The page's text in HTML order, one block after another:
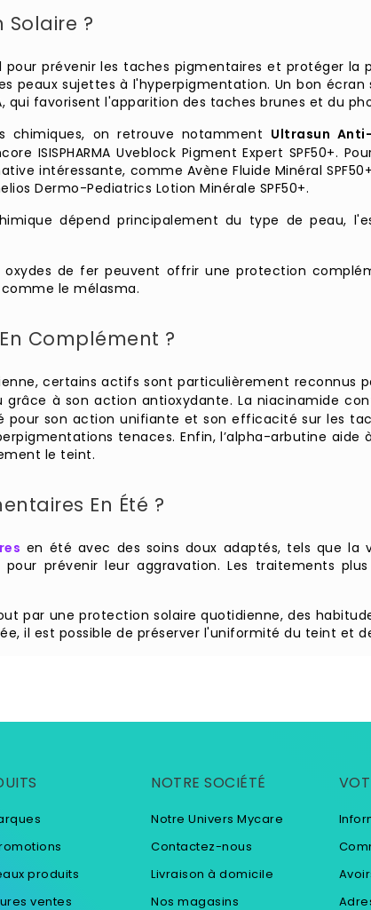
Solaire ?
prévenir les taches pigmentaires et protéger
peaux sujettes à l'hyperpigmentation. Un bon
qui favorisent l'apparition des taches brunes et du
chimiques, on retrouve notamment Ultrasun
ISISPHARMA Uveblock Pigment Expert
intéressante, comme Avène Fluide Minéral
Dermo-Pediatrics Lotion Minérale SPF50+.
dépend principalement du type de peau,
de fer peuvent offrir une protection
le mélasma.
Complément ?
certains actifs sont particulièrement reconnus
à son action antioxydante. La niacinamide
pour son action unifiante et son efficacité sur les
tenaces. Enfin, l’alpha-arbutine
le teint.
En Été ?
en été avec des soins doux adaptés, tels que la
pour prévenir leur aggravation. Les traitements
par une protection solaire quotidienne, des
il est possible de préserver l'uniformité du teint et
produits
ventes
NOTRE SOCIÉTÉ
Notre Univers Mycare
Contactez-nous
Livraison à domicile
Nos magasins